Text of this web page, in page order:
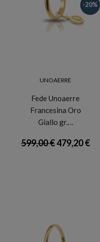
-20%
UNOAERRE
Fede Unoaerre
Francesina Oro
Giallo gr.…
599,00 €479,20 €